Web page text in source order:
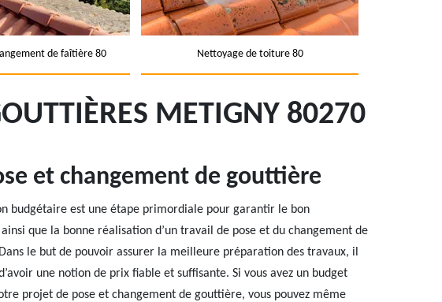
de faîtière 80 Nettoyage de toiture 80
METIGNY 80270
et changement de gouttière
budgétaire est une étape primordiale pour garantir le bon
que la bonne réalisation d’un travail de pose et du changement de
le but de pouvoir assurer la meilleure préparation des travaux, il
une notion de prix fiable et suffisante. Si vous avez un budget
projet de pose et changement de gouttière, vous pouvez même